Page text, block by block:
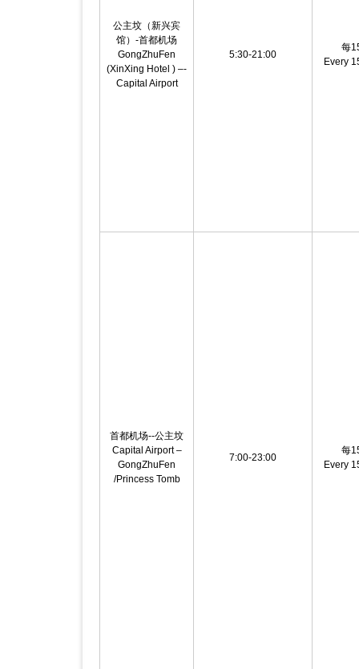
公主坟（新兴宾
馆）-首都机场
GongZhuFen
(XinXing Hotel ) –-
Capital Airport
5:30-21:00
每
Every
首都机场--公主坟
Capital Airport –
GongZhuFen
/Princess Tomb
7:00-23:00
每
Every